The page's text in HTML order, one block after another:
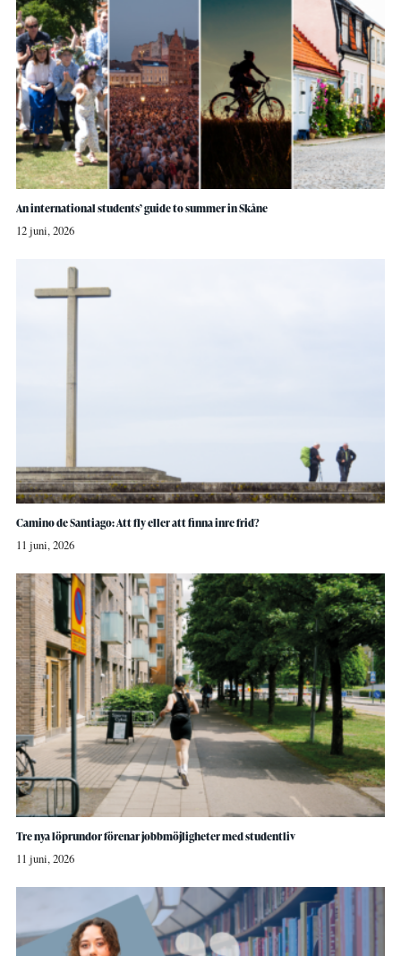
An international students’ guide to summer in Skåne
12 juni, 2026
Camino de Santiago: Att fly eller att finna inre frid?
11 juni, 2026
Tre nya löprundor förenar jobbmöjligheter med studentliv
11 juni, 2026